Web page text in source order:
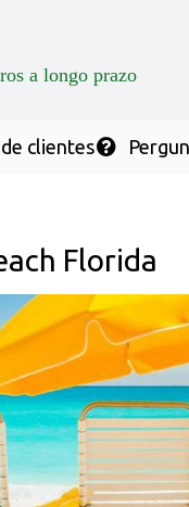
a longo prazo
сlientes
Florida